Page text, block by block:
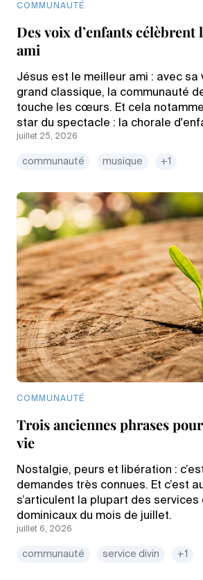
COMMUNAUTÉ
Des voix d’enfants
ami
Jésus est le meilleur ami : avec sa
grand classique, la communauté
touche les cœurs. Et cela
star du spectacle : la chorale
juillet 25, 2026
communauté musique +1
COMMUNAUTÉ
Trois anciennes phrases
vie
Nostalgie, peurs et libération :
demandes très connues. Et c’est
s’articulent la plupart des services
dominicaux du mois de juillet.
juillet 6, 2026
communauté service divin +1